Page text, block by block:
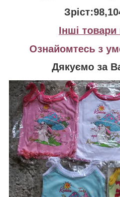
Інші
Ознайомтесь з
Дякуємо за